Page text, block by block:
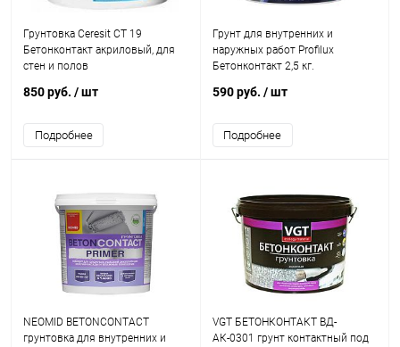
Грунтовка Ceresit CT 19
Бетонконтакт акриловый, для
стен и полов
850 руб. / шт
Подробнее
Грунт для внутренних и
наружных работ Profilux
Бетонконтакт 2,5 кг.
590 руб. / шт
Подробнее
NEOMID BETONCONTACT
грунтовка для внутренних и
VGT БЕТОНКОНТАКТ ВД-
АК-0301 грунт контактный под